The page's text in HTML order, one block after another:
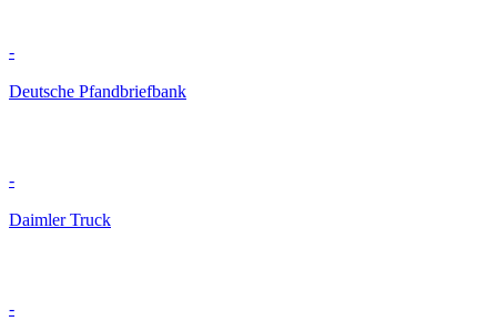
-
Deutsche Pfandbriefbank
-
Daimler Truck
-